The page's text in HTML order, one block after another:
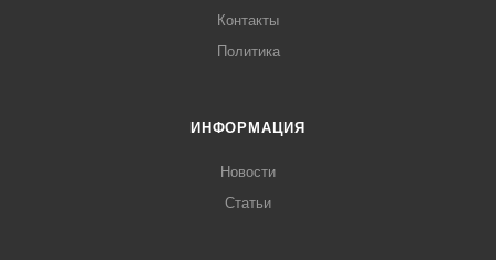
Контакты
Политика
ИНФОРМАЦИЯ
Новости
Статьи